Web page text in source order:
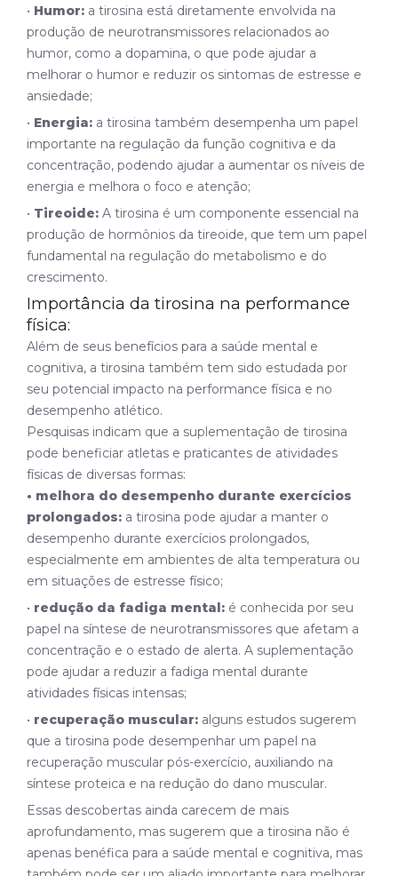
• Humor: a tirosina está diretamente envolvida na
produção de neurotransmissores relacionados ao
humor, como a dopamina, o que pode ajudar a
melhorar o humor e reduzir os sintomas de estresse e
ansiedade;
• Energia: a tirosina também desempenha um papel
importante na regulação da função cognitiva e da
concentração, podendo ajudar a aumentar os níveis de
energia e melhora o foco e atenção;
• Tireoide: A tirosina é um componente essencial na
produção de hormônios da tireoide, que tem um papel
fundamental na regulação do metabolismo e do
crescimento.
Importância da tirosina na performance
física:
Além de seus benefícios para a saúde mental e
cognitiva, a tirosina também tem sido estudada por
seu potencial impacto na performance física e no
desempenho atlético.
Pesquisas indicam que a suplementação de tirosina
pode beneficiar atletas e praticantes de atividades
físicas de diversas formas:
• melhora do desempenho durante exercícios
prolongados: a tirosina pode ajudar a manter o
desempenho durante exercícios prolongados,
especialmente em ambientes de alta temperatura ou
em situações de estresse físico;
• redução da fadiga mental: é conhecida por seu
papel na síntese de neurotransmissores que afetam a
concentração e o estado de alerta. A suplementação
pode ajudar a reduzir a fadiga mental durante
atividades físicas intensas;
• recuperação muscular: alguns estudos sugerem
que a tirosina pode desempenhar um papel na
recuperação muscular pós-exercício, auxiliando na
síntese proteica e na redução do dano muscular.
Essas descobertas ainda carecem de mais
aprofundamento, mas sugerem que a tirosina não é
apenas benéfica para a saúde mental e cognitiva, mas